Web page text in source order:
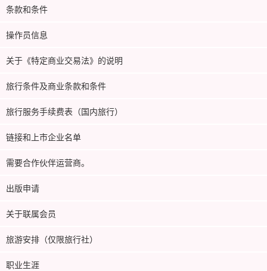
条款和条件
操作员信息
关于《特定商业交易法》的说明
旅行条件及商业条款和条件
旅行服务手续费表（国内旅行）
链接和上市企业名单
需要合作伙伴运营商。
出版申请
关于联属会员
旅游安排（仅限旅行社）
职业生涯